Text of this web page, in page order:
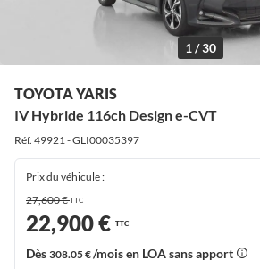
1 / 30
TOYOTA YARIS
IV Hybride 116ch Design e-CVT
Réf. 49921 - GLI00035397
Prix du véhicule :
27,600 €TTC
22,900 € TTC
Dès 308.05 €/mois en LOA sans apport